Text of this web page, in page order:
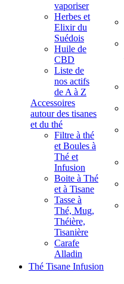
vaporiser
Herbes et
Elixir du
Suédois
Huile de
CBD
Liste de
nos actifs
de A à Z
Accessoires
autour des tisanes
et du thé
Filtre à thé
et Boules à
Thé et
Infusion
Boite à Thé
et à Tisane
Tasse à
Thé, Mug,
Théière,
Tisanière
Carafe
Alladin
Thé Tisane Infusion